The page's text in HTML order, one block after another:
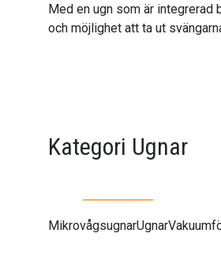
Med en ugn som är
och möjlighet att ta ut
Kategori Ugnar
MikrovågsugnarUgnar